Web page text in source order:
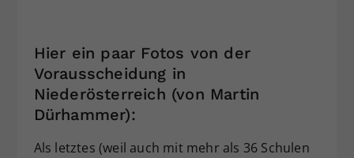
Hier ein paar Fotos von der
Vorausscheidung in
Niederösterreich (von Martin
Dürhammer):
Als letztes (weil auch mit mehr als 36 Schulen